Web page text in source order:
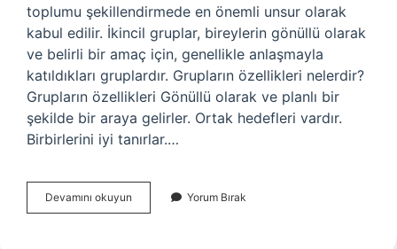
toplumu şekillendirmede en önemli unsur olarak
kabul edilir. İkincil gruplar, bireylerin gönüllü olarak
ve belirli bir amaç için, genellikle anlaşmayla
katıldıkları gruplardır. Grupların özellikleri nelerdir?
Grupların özellikleri Gönüllü olarak ve planlı bir
şekilde bir araya gelirler. Ortak hedefleri vardır.
Birbirlerini iyi tanırlar.…
Devamını okuyun
Grubun
Yorum Bırak